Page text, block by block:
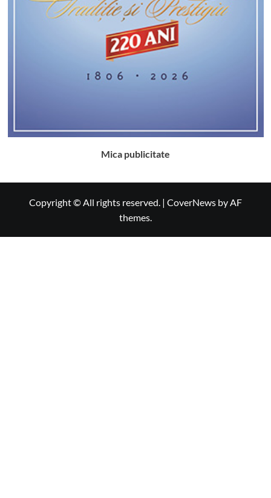
Mica publicitate
Copyright © All rights reserved. | CoverNews by AF
themes.